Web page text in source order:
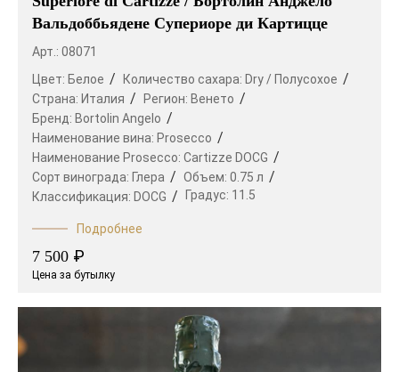
Вальдоббьядене Супериоре ди Картицце
Арт.: 08071
Цвет: Белое Количество сахара: Dry / Полусохое
Страна: Италия Регион: Венето
Бренд: Bortolin Angelo
Наименование вина: Prosecco
Наименование Prosecco: Cartizze DOCG
Сорт винограда: Глера Объем: 0.75 л
Классификация: DOCG Градус: 11.5
Подробнее
7 500 ₽
Цена за бутылку